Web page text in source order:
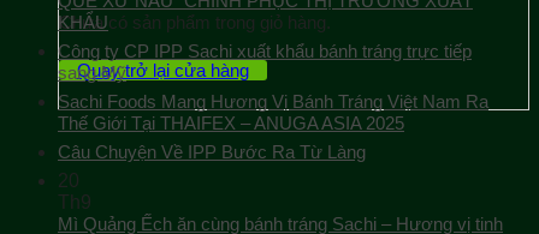
Chưa có sản phẩm trong giỏ hàng.
Quay trở lại cửa hàng
KHẨU
Công ty CP IPP Sachi xuất khẩu bánh tráng trực tiếp
sang Mỹ
Sachi Foods Mang Hương Vị Bánh Tráng Việt Nam Ra
Thế Giới Tại THAIFEX – ANUGA ASIA 2025
Câu Chuyện Về IPP Bước Ra Từ Làng
20
Th9
Mì Quảng Ếch ăn cùng bánh tráng Sachi – Hương vị tinh